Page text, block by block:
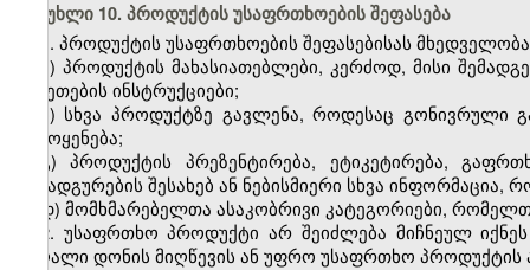
მუხლი 10. პროდუქტის უსაფრთხოების შეფასება
1. პროდუქტის უსაფრთხოების შეფასებისას
ა) პროდუქტის მახასიათებლები, კერძოდ, მისი
შეკეთების ინსტრუქციები;
ბ) სხვა პროდუქტზე გავლენა, როდესაც გონივრული
გამოყენება;
გ) პროდუქტის პრეზენტირება, ეტიკეტირება,
განადგურების შესახებ ან ნებისმიერი სხვა
დ) მომხმარებელთა ასაკობრივი კატეგორიები,
2. უსაფრთხო პროდუქტი არ შეიძლება მიჩნეულ
მაღალი დონის მიღწევის ან უფრო უსაფრთხო პროდუქტის